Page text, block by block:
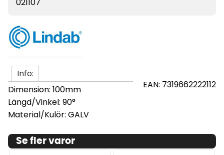
021107
Info:
Dimension: 100mm
Längd/Vinkel: 90°
Material/Kulör: GALV
EAN: 7319662222112
Se fler varor